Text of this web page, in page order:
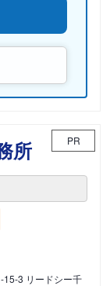
所 PR
15-3 リードシー千